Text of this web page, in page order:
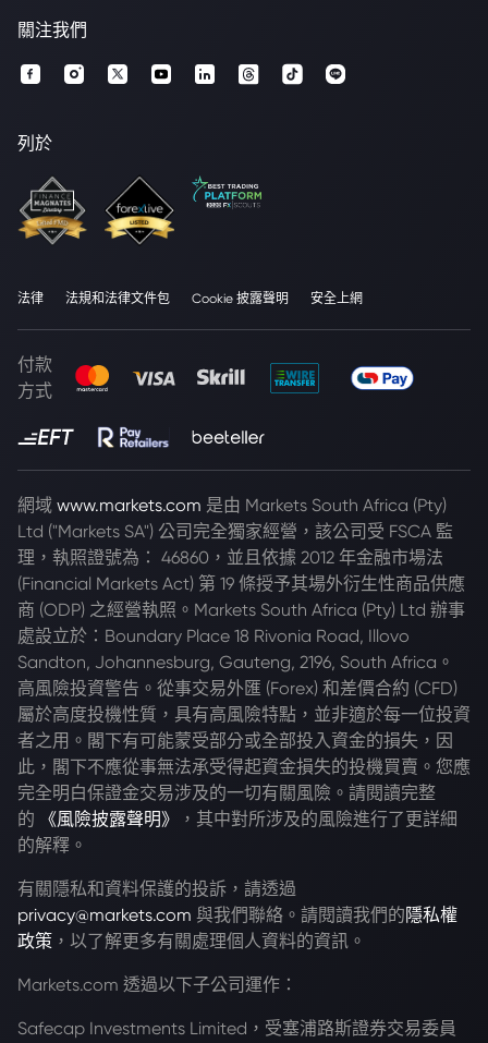
關注我們
列於
法律 法規和法律文件包 Cookie 披露聲明 安全上網
付款
方式
網域 www.markets.com 是由 Markets South Africa (Pty)
Ltd ("Markets SA") 公司完全獨家經營，該公司受 FSCA 監
理，執照證號為： 46860，並且依據 2012 年金融市場法
(Financial Markets Act) 第 19 條授予其場外衍生性商品供應
商 (ODP) 之經營執照。Markets South Africa (Pty) Ltd 辦事
處設立於：Boundary Place 18 Rivonia Road, Illovo
Sandton, Johannesburg, Gauteng, 2196, South Africa。
高風險投資警告。從事交易外匯 (Forex) 和差價合約 (CFD)
屬於高度投機性質，具有高風險特點，並非適於每一位投資
者之用。閣下有可能蒙受部分或全部投入資金的損失，因
此，閣下不應從事無法承受得起資金損失的投機買賣。您應
完全明白保證金交易涉及的一切有關風險。請閱讀完整
的
《風險披露聲明》
，其中對所涉及的風險進行了更詳細
的解釋。
有關隱私和資料保護的投訴，請透過
privacy@markets.com 與我們聯絡。請閱讀我們的 隱私權
政策 ，以了解更多有關處理個人資料的資訊。
Markets.com 透過以下子公司運作：
Safecap Investments Limited，受塞浦路斯證券交易委員